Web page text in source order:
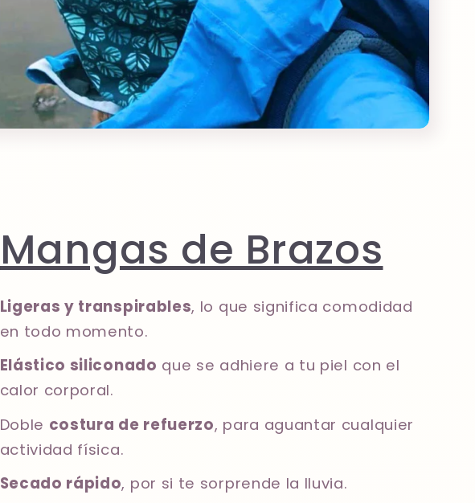
Mangas de Brazos
Ligeras y transpirables, lo que significa comodidad
en todo momento.
Elástico siliconado que se adhiere a tu piel con el
calor corporal.
Doble costura de refuerzo, para aguantar cualquier
actividad física.
Secado rápido, por si te sorprende la lluvia.